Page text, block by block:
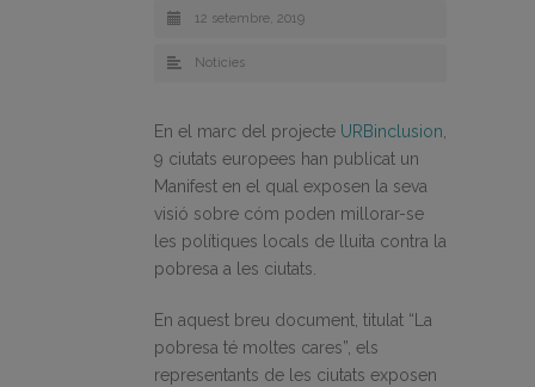
12 setembre, 2019
Noticies
En el marc del projecte URBinclusion,
9 ciutats europees han publicat un
Manifest en el qual exposen la seva
visió sobre cóm poden millorar-se
les polítiques locals de lluita contra la
pobresa a les ciutats.
En aquest breu document, titulat “La
pobresa té moltes cares”, els
representants de les ciutats exposen